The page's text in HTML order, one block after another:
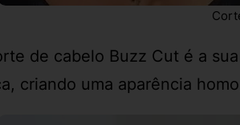
de cabelo Buzz Cut é a
criando uma aparência